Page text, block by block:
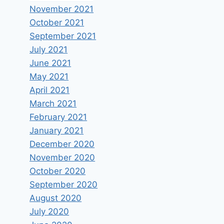
November 2021
October 2021
September 2021
July 2021
June 2021
May 2021
April 2021
March 2021
February 2021
January 2021
December 2020
November 2020
October 2020
September 2020
August 2020
July 2020